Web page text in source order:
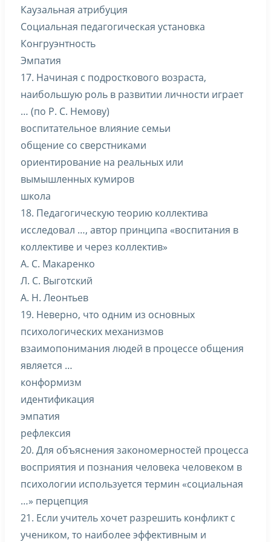
Каузальная атрибуция
Социальная педагогическая установка
Конгруэнтность
Эмпатия
17. Начиная с подросткового возраста,
наибольшую роль в развитии личности играет
… (по Р. С. Немову)
воспитательное влияние семьи
общение со сверстниками
ориентирование на реальных или
вымышленных кумиров
школа
18. Педагогическую теорию коллектива
исследовал …, автор принципа «воспитания в
коллективе и через коллектив»
А. С. Макаренко
Л. С. Выготский
А. Н. Леонтьев
19. Неверно, что одним из основных
психологических механизмов
взаимопонимания людей в процессе общения
является …
конформизм
идентификация
эмпатия
рефлексия
20. Для объяснения закономерностей процесса
восприятия и познания человека человеком в
психологии используется термин «социальная
…» перцепция
21. Если учитель хочет разрешить конфликт с
учеником, то наиболее эффективным и